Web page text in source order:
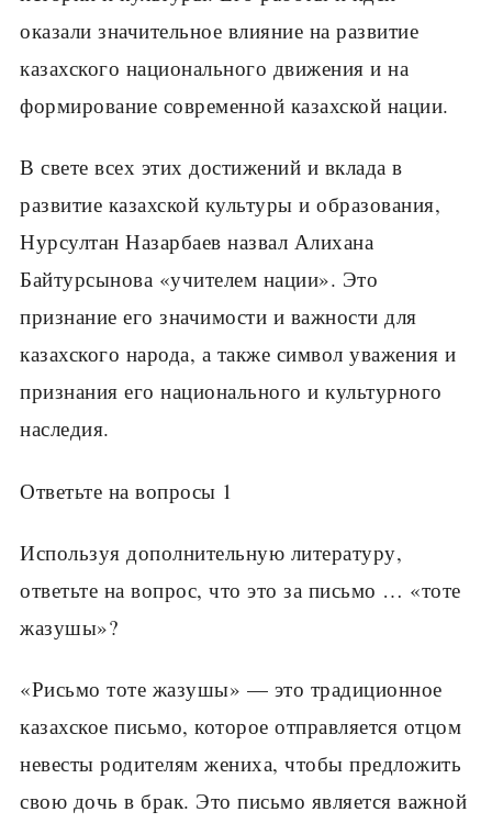
оказали значительное влияние на развитие
казахского национального движения и на
формирование современной казахской нации.
В свете всех этих достижений и вклада в
развитие казахской культуры и образования,
Нурсултан Назарбаев назвал Алихана
Байтурсынова «учителем нации». Это
признание его значимости и важности для
казахского народа, а также символ уважения и
признания его национального и культурного
наследия.
Ответьте на вопросы 1
Используя дополнительную литературу,
ответьте на вопрос, что это за письмо … «тоте
жазушы»?
«Рисьмо тоте жазушы» — это традиционное
казахское письмо, которое отправляется отцом
невесты родителям жениха, чтобы предложить
свою дочь в брак. Это письмо является важной